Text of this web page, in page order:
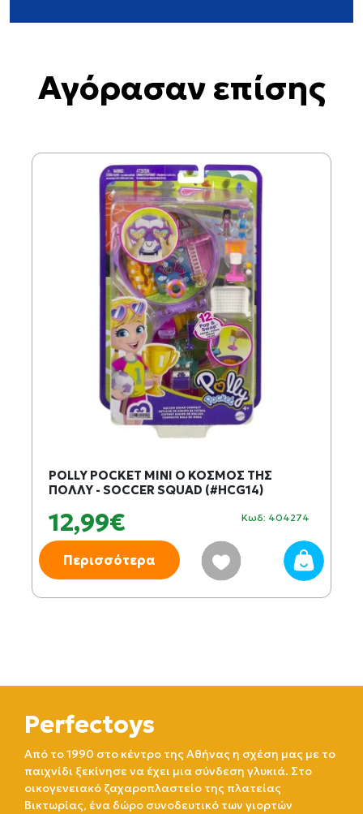
Αγόρασαν επίσης
POLLY POCKET MINI Ο ΚΟΣΜΟΣ ΤΗΣ
ΠΟΛΛΥ - SOCCER SQUAD (#HCG14)
12,99€ Κωδ: 404274
Περισσότερα
Perfectoys
Από το 1990 στο κέντρο της Αθήνας η σχέση μας με το
παιχνίδι ξεκίνησε να έχει μια σύνδεση γλυκιά. Στο
οικογενειακό ζαχαροπλαστείο της πλατείας
Βικτωρίας, ένα δώρο συνοδευτικό των γιορτών